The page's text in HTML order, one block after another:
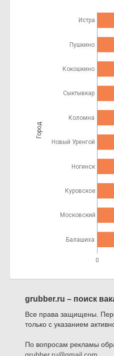
0
Истра
Пушкино
Кокошкино
Сыктывкар
Коломна
Новый Уренгой
Ногинск
Куровское
Московский
Балашиха
Город
grubber.ru – поиск
Все права защищены.
только с указанием
По вопросам рекламы